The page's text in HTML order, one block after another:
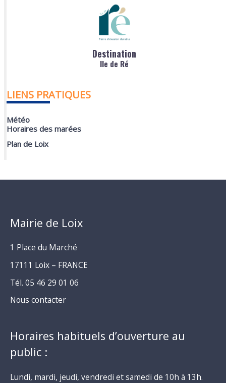
Destination
Ile de Ré
LIENS PRATIQUES
Météo
Horaires des marées
Plan de Loix
Mairie de Loix
1 Place du Marché
17111 Loix – FRANCE
Tél. 05 46 29 01 06
Nous contacter
Horaires habituels d’ouverture au
public :
Lundi, mardi, jeudi, vendredi et samedi de 10h à 13h.